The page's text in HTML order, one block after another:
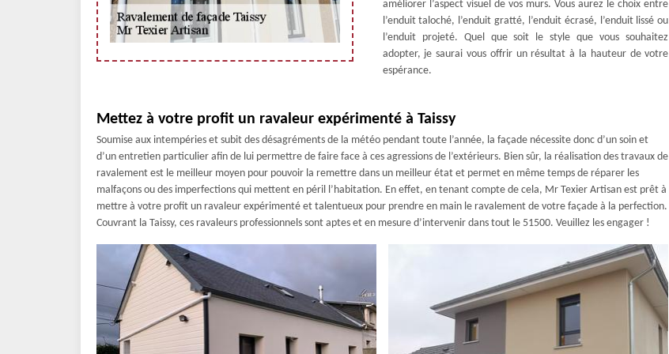
améliorer l’aspect visuel de vos murs. Vous aurez le choix entre
l’enduit taloché, l’enduit gratté, l’enduit écrasé, l’enduit lissé ou
l’enduit projeté. Quel que soit le style que vous souhaitez
adopter, je saurai vous offrir un résultat à la hauteur de votre
espérance.
Mettez à votre profit un ravaleur expérimenté à Taissy
Soumise aux intempéries et subit des désagréments de la météo pendant toute l’année, la façade nécessite donc d’un soin et
d’un entretien particulier afin de lui permettre de faire face à ces agressions de l’extérieurs. Bien sûr, la réalisation des travaux de
ravalement est le meilleur moyen pour pouvoir la remettre dans un meilleur état et permet en même temps de réparer les
malfaçons ou des imperfections qui mettent en péril l’habitation. En effet, en tenant compte de cela, Mr Texier Artisan est prêt à
mettre à votre profit un ravaleur expérimenté et talentueux pour prendre en main le ravalement de votre façade à la perfection.
Couvrant la Taissy, ces ravaleurs professionnels sont aptes et en mesure d’intervenir dans tout le 51500. Veuillez les engager !